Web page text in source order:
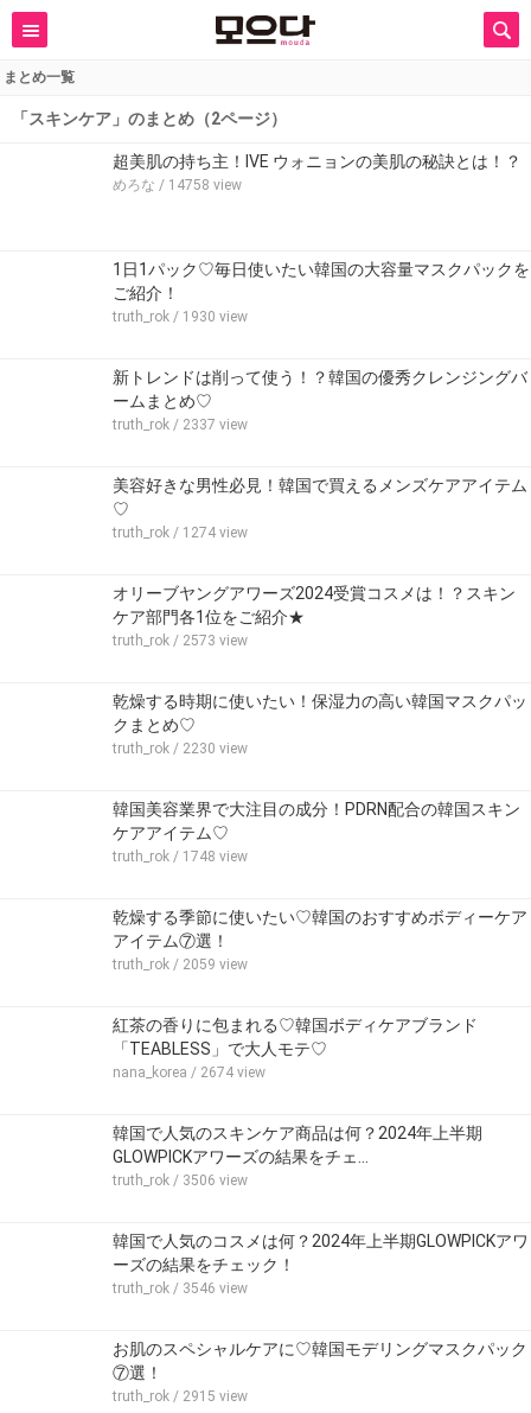
まとめ一覧
「スキンケア」のまとめ（2ページ）
超美肌の持ち主！IVE ウォニョンの美肌の秘訣とは！？
めろな / 14758 view
1日1パック♡毎日使いたい韓国の大容量マスクパックを
ご紹介！
truth_rok / 1930 view
新トレンドは削って使う！？韓国の優秀クレンジングバ
ームまとめ♡
truth_rok / 2337 view
美容好きな男性必見！韓国で買えるメンズケアアイテム
♡
truth_rok / 1274 view
オリーブヤングアワーズ2024受賞コスメは！？スキン
ケア部門各1位をご紹介★
truth_rok / 2573 view
乾燥する時期に使いたい！保湿力の高い韓国マスクパッ
クまとめ♡
truth_rok / 2230 view
韓国美容業界で大注目の成分！PDRN配合の韓国スキン
ケアアイテム♡
truth_rok / 1748 view
乾燥する季節に使いたい♡韓国のおすすめボディーケア
アイテム⑦選！
truth_rok / 2059 view
紅茶の香りに包まれる♡韓国ボディケアブランド
「TEABLESS」で大人モテ♡
nana_korea / 2674 view
韓国で人気のスキンケア商品は何？2024年上半期
GLOWPICKアワーズの結果をチェ…
truth_rok / 3506 view
韓国で人気のコスメは何？2024年上半期GLOWPICKアワ
ーズの結果をチェック！
truth_rok / 3546 view
お肌のスペシャルケアに♡韓国モデリングマスクパック
⑦選！
truth_rok / 2915 view